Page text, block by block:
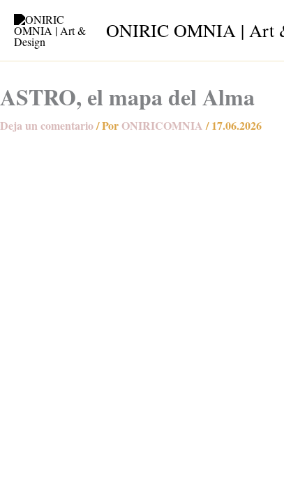
contenido
ONIRIC OMNIA | Art
ASTRO, el mapa del Alma
Deja un comentario/ PorONIRICOMNIA/17.06.2026